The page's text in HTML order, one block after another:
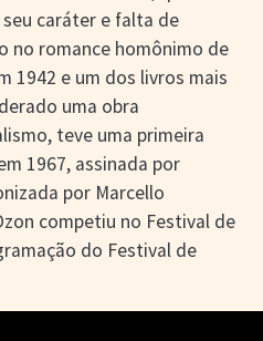
caráter e falta de
no romance homônimo de
1942 e um dos livros mais
uma obra
teve uma primeira
1967, assinada por
por Marcello
competiu no Festival de
do Festival de